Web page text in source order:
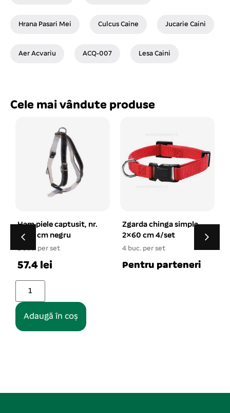
Hrana Pasari Mei Culcus Caine Jucarie Caini
Aer Acvariu ACQ-007 Lesa Caini
Cele mai vândute produse
Zgarda chinga simpla
2×60 cm 4/set
4 buc. per set
Pentru parteneri
Jucarie minge tenis cu
sfoara elastica 7 cm
1 buc. per set
7.66 lei